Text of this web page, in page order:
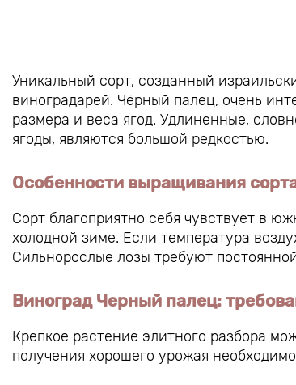
Уникальный сорт, созданный
виноградарей. Чёрный палец, очень
размера и веса ягод. Удлиненные,
ягоды, являются большой редкостью.
Особенности выращивания
Сорт благоприятно себя чувствует в
холодной зиме. Если температура
Сильнорослые лозы требуют
Виноград Черный палец:
Крепкое растение элитного разбора
получения хорошего урожая